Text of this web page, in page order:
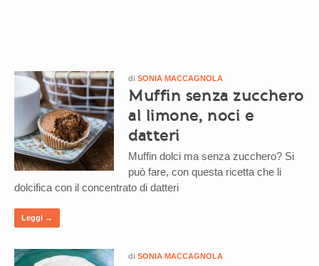
di SONIA MACCAGNOLA
Muffin senza zucchero
al limone, noci e
datteri
Muffin dolci ma senza zucchero? Si
può fare, con questa ricetta che li
dolcifica con il concentrato di datteri
Leggi →
di SONIA MACCAGNOLA